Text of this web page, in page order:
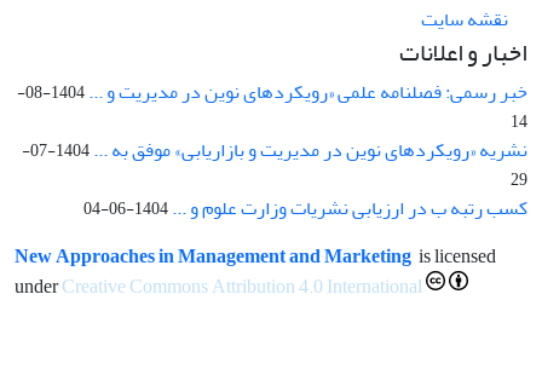
نقشه سایت
اخبار و اعلانات
خبر رسمی: فصلنامه علمی «رویکردهای نوین در مدیریت و ...
1404-08-
14
نشریه «رویکردهای نوین در مدیریت و بازاریابی» موفق به ...
1404-07-
29
کسب رتبه ب در ارزیابی نشریات وزارت علوم و ...1404-06-04
New Approaches in Management and Marketing is licensed
underCreative Commons Attribution 4.0 International